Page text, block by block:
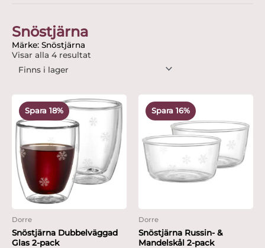
Snöstjärna
Märke: Snöstjärna
Visar alla 4 resultat
Spara 18%
Dorre
Snöstjärna Dubbelväggad
Glas 2-pack
ursprungliga
var:
Det
nuvarande
är:
204.69 kr.
Spara 16%
Dorre
Snöstjärna Russin- &
Mandelskål 2-pack
ursprungliga
var:
295 kr.
nuvarande
priset
är:
249 kr.